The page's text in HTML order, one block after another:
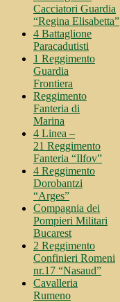
Cacciatori Guardia
“Regina Elisabetta”
4 Battaglione
Paracadutisti
1 Reggimento
Guardia
Frontiera
Reggimento
Fanteria di
Marina
4 Linea –
21 Reggimento
Fanteria “Ilfov”
4 Reggimento
Dorobantzi
“Arges”
Compagnia dei
Pompieri Militari
Bucarest
2 Reggimento
Confinieri Romeni
nr.17 “Nasaud”
Cavalleria
Rumeno